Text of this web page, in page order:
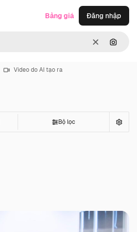
ThôngTìm
Bảng giá Đăng nhập
Video do AI tạo ra
Bộ lọc